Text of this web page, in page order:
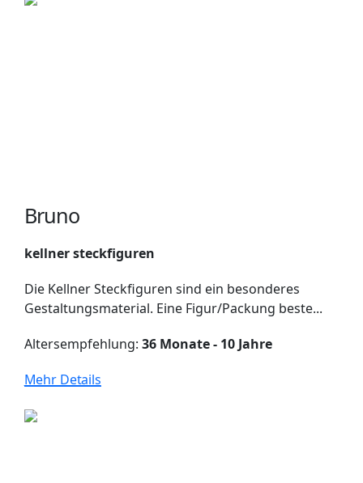
Bruno
kellner steckfiguren
Die Kellner Steckfiguren sind ein besonderes
Gestaltungsmaterial. Eine Figur/Packung beste...
Altersempfehlung: 36 Monate - 10 Jahre
Mehr Details